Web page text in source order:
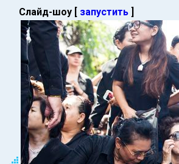
Слайд-шоу [ запустить ]